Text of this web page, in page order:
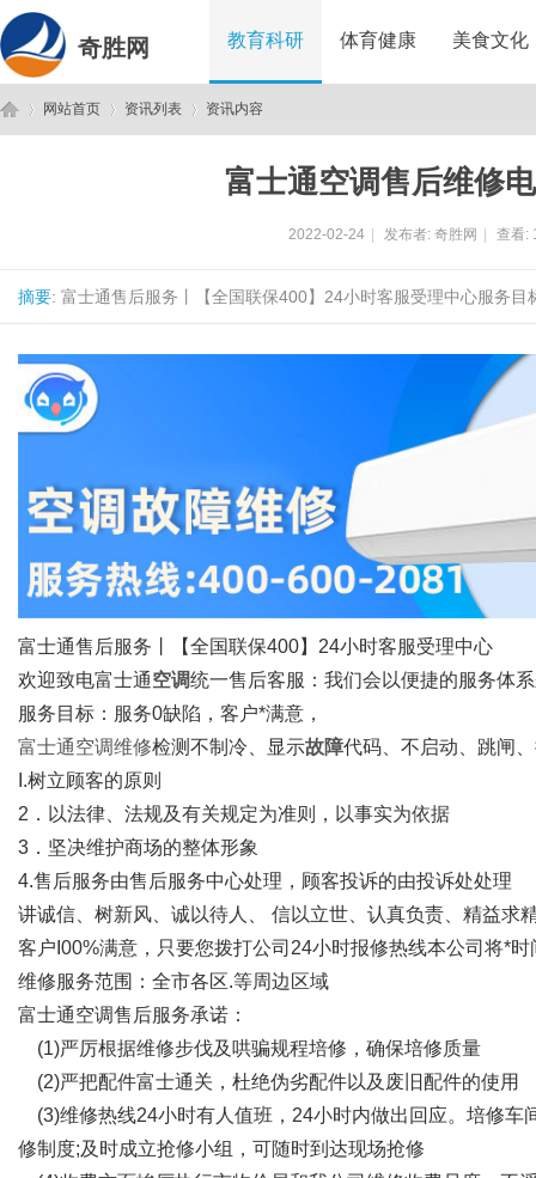
奇胜网 教育科研 体育健康 美食文化
网站首页 资讯列表 资讯内容
富士通空调售后维修
2022-02-24 发布者: 奇胜网 查看:
摘要: 富士通售后服务丨【全国联保400】24小时客服受理中心服务
富士通售后服务丨【全国联保400】24小时客服受理中心
欢迎致电富士通空调统一售后客服：我们会以便捷的服务体
服务目标：服务0缺陷，客户*满意，
富士通空调维修检测不制冷、显示故障代码、不启动、跳闸
I.树立顾客的原则
2．以法律、法规及有关规定为准则，以事实为依据
3．坚决维护商场的整体形象
4.售后服务由售后服务中心处理，顾客投诉的由投诉处处理
讲诚信、树新风、诚以待人、 信以立世、认真负责、精益求
客户I00%满意，只要您拨打公司24小时报修热线本公司将*
维修服务范围：全市各区.等周边区域
富士通空调售后服务承诺：
(1)严厉根据维修步伐及哄骗规程培修，确保培修质量
(2)严把配件富士通关，杜绝伪劣配件以及废旧配件的使用
(3)维修热线24小时有人值班，24小时内做出回应。培修车
修制度;及时成立抢修小组，可随时到达现场抢修